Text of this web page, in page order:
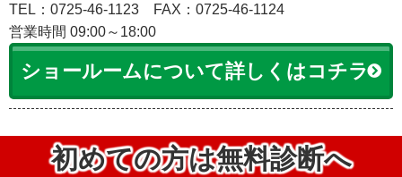
TEL：0725-46-1123
FAX：0725-46-1124
営業時間 09:00～18:00
ショールームについて詳しくはコチラ
初めての方は無料診断へ